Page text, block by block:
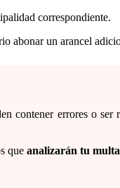
correspondiente.
abonar un arancel
contener errores o
que analizarán tu